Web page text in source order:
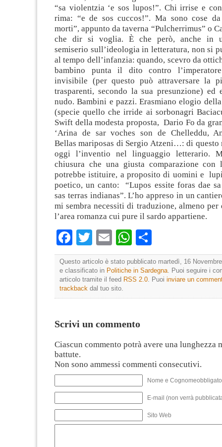
“sa violentzia ‘e sos lupos!”. Chi irrise e
rima: “e de sos cuccos!”. Ma sono cose
morti”, appunto da taverna “Pulcherrimus” o
che dir si voglia. È che però, anche in
semiserio sull’ideologia in letteratura, non si
al tempo dell’infanzia: quando, scevro da
bambino punta il dito contro
invisibile (per questo può attraversare la
trasparenti, secondo la sua presunzione) ed
nudo. Bambini e pazzi. Erasmiano elogio
(specie quello che irride ai sorbonagri
Swift della modesta proposta, Dario Fo da
‘Arina de sar voches son de Chelleddu,
Bellas mariposas di Sergio Atzeni…: di questo
oggi l’inventio nel linguaggio letterario.
chiusura che una giusta comparazione
potrebbe istituire, a proposito di uomini e
poetico, un canto: “Lupos essite foras dae sa
sas terras indianas”. L’ho appreso in un
mi sembra necessiti di traduzione, almeno per
l’area romanza cui pure il sardo appartiene.
Facebook
TwitterEmailWhatsApp
Questo articolo è stato pubblicato martedì, 16
e classificato in Politiche in Sardegna. Puoi seguire i
articolo tramite il feed RSS 2.0. Puoi inviare un
trackback dal tuo sito.
Scrivi un commento
Ciascun commento potrà avere una lunghezza
battute.
Non sono ammessi commenti consecutivi.
Nome e
E-mail (non verrà
Sito Web